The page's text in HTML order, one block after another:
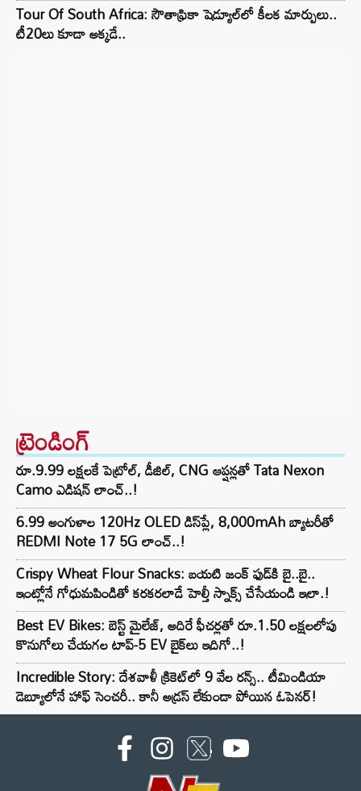
Tour Of South Africa: సౌతాఫ్రికా షెడ్యూల్‌లో కీలక మార్పులు..
టీ20లు కూడా అక్కడే..
ట్రెండింగ్‌
రూ.9.99 లక్షలకే పెట్రోల్, డీజిల్, CNG ఆప్షన్లతో Tata Nexon
Camo ఎడిషన్ లాంచ్..!
6.99 అంగుళాల 120Hz OLED డిస్‌ప్లే, 8,000mAh బ్యాటరీతో
REDMI Note 17 5G లాంచ్..!
Crispy Wheat Flour Snacks: బయటి జంక్ ఫుడ్‌కి బై..బై..
ఇంట్లోనే గోధుమపిండితో కరకరలాడే హెల్తీ స్నాక్స్ చేసేయండి ఇలా.!
Best EV Bikes: బెస్ట్ మైలేజ్, అదిరే ఫీచర్లతో రూ.1.50 లక్షలలోపు
కొనుగోలు చేయగల టాప్-5 EV బైక్‌లు ఇదిగో..!
Incredible Story: దేశవాళీ క్రికెట్‌లో 9 వేల రన్స్.. టీమిండియా
డెబ్యూలోనే హాఫ్ సెంచరీ.. కానీ అడ్రస్ లేకుండా పోయిన ఓపెనర్!